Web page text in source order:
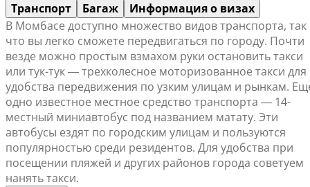
Транспорт Багаж
Информация о визах
В Момбасе доступно множество видов транспорта, так
что вы легко сможете передвигаться по городу. Почти
везде можно простым взмахом руки остановить такси
или тук-тук ― трехколесное моторизованное такси для
удобства передвижения по узким улицам и рынкам.
одно известное местное средство транспорта ― 14-
местный миниавтобус под названием матату. Эти
автобусы ездят по городским улицам и пользуются
популярностью среди резидентов. Для удобства при
посещении пляжей и других районов города советуем
нанять такси.